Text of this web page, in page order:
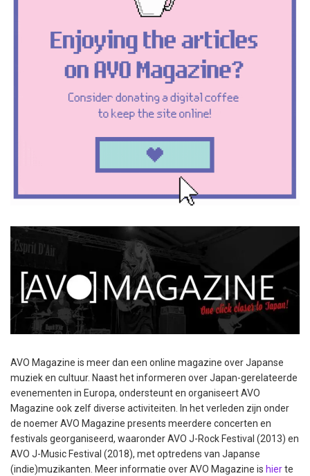
AVO Magazine is meer dan een online magazine over Japanse
muziek en cultuur. Naast het informeren over Japan-gerelateerde
evenementen in Europa, ondersteunt en organiseert AVO
Magazine ook zelf diverse activiteiten. In het verleden zijn onder
de noemer AVO Magazine presents meerdere concerten en
festivals georganiseerd, waaronder AVO J-Rock Festival (2013) en
AVO J-Music Festival (2018), met optredens van Japanse
(indie)muzikanten. Meer informatie over AVO Magazine is hierte